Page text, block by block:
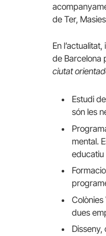
de Ter,
En
de Barcelona
ciutat
Estudi
són les
mental.
educatiu
dues
Disseny,